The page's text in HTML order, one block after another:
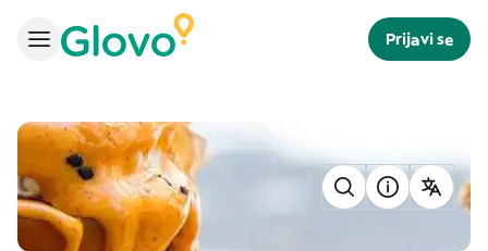
Prijavi se